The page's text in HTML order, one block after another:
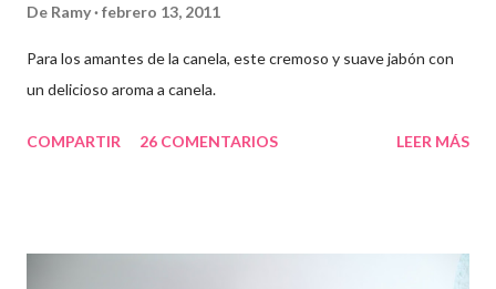
De Ramy febrero 13, 2011
Para los amantes de la canela, este cremoso y suave jabón con
un delicioso aroma a canela.
COMPARTIR 26 COMENTARIOS LEER MÁS